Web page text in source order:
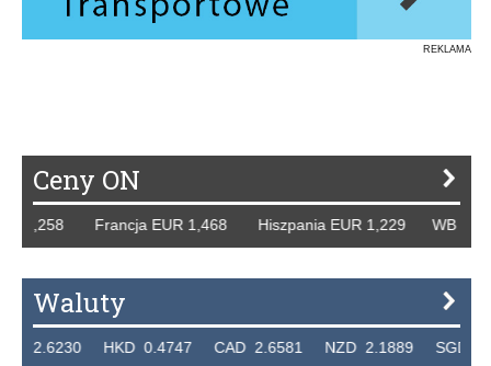
REKLAMA
Ceny ON
1,258 Francja EUR 1,468 Hiszpania EUR 1,229 WB
Waluty
HKD 0.4747 CAD 2.6581 NZD 2.1889 SGD